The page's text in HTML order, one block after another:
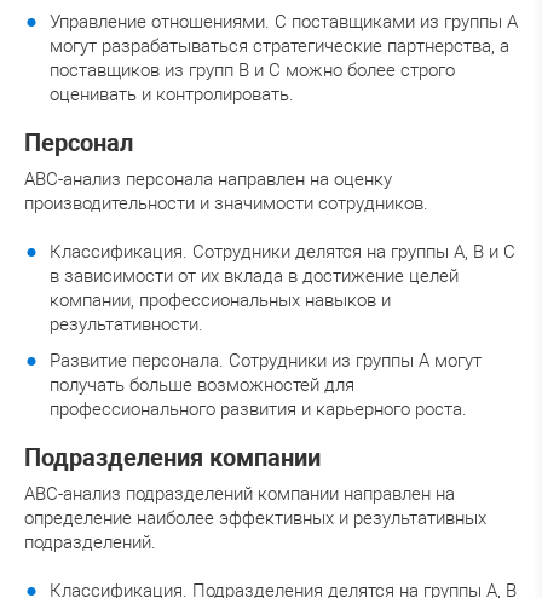
Управление отношениями. С поставщиками из группы A
могут разрабатываться стратегические партнерства, а
поставщиков из групп B и C можно более строго
оценивать и контролировать.
Персонал
ABC-анализ персонала направлен на оценку
производительности и значимости сотрудников.
Классификация. Сотрудники делятся на группы A, B и C
в зависимости от их вклада в достижение целей
компании, профессиональных навыков и
результативности.
Развитие персонала. Сотрудники из группы A могут
получать больше возможностей для
профессионального развития и карьерного роста.
Подразделения компании
ABC-анализ подразделений компании направлен на
определение наиболее эффективных и результативных
подразделений.
Классификация. Подразделения делятся на группы A, B